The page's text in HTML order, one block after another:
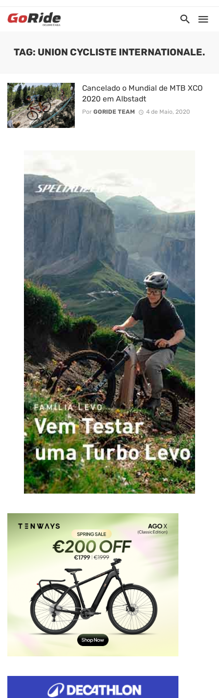
TAG: UNION CYCLISTE INTERNATIONALE.
Cancelado o Mundial de MTB XCO
2020 em Albstadt
Por GORIDE TEAM 4 de Maio, 2020